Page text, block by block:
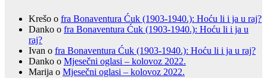
Krešo o fra Bonaventura Ćuk (1903-1940.): Hoću li i ja u raj?
Danko o fra Bonaventura Ćuk (1903-1940.): Hoću li i ja u
raj?
Ivan o fra Bonaventura Ćuk (1903-1940.): Hoću li i ja u raj?
Danko o Mjesečni oglasi – kolovoz 2022.
Marija o Mjesečni oglasi – kolovoz 2022.